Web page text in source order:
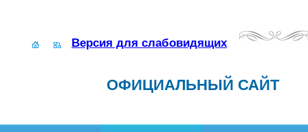
Версия для слабовидящих
ОФИЦИАЛЬНЫЙ САЙТ